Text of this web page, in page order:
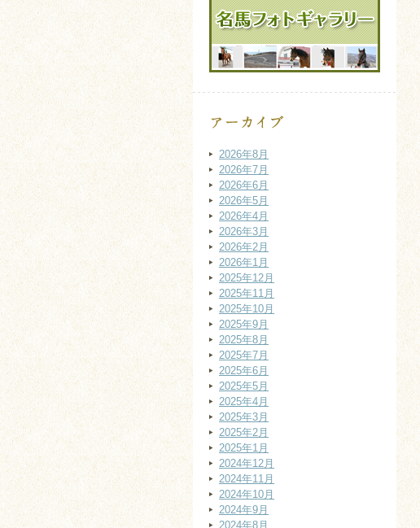
2026年8月
2026年7月
2026年6月
2026年5月
2026年4月
2026年3月
2026年2月
2026年1月
2025年12月
2025年11月
2025年10月
2025年9月
2025年8月
2025年7月
2025年6月
2025年5月
2025年4月
2025年3月
2025年2月
2025年1月
2024年12月
2024年11月
2024年10月
2024年9月
2024年8月